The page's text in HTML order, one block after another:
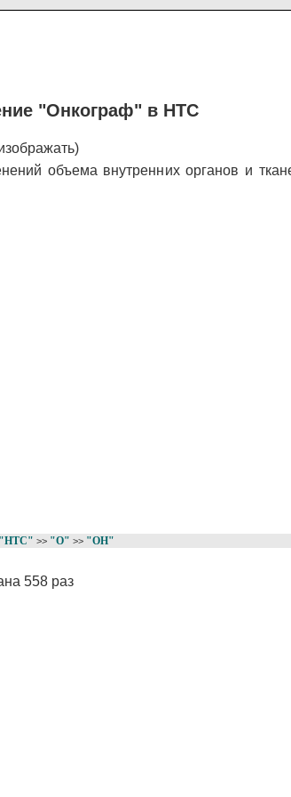
"Онкограф" в НТС
объема внутренних органов и
"НТС" >> "О" >> "ОН"
558 раз